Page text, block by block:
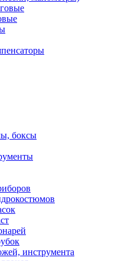
боксы
инструмента